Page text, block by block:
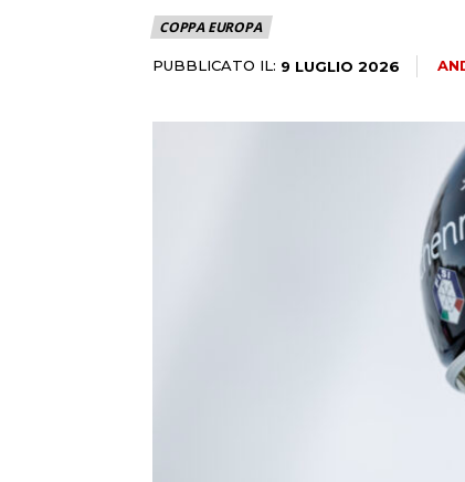
COPPA EUROPA
PUBBLICATO IL: 9 LUGLIO 2026